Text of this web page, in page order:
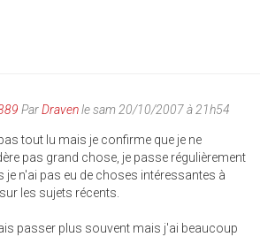
ParDravenle sam 20/10/2007 à 21h54
tout lu mais je confirme que je ne
pas grand chose, je passe régulièrement
je n'ai pas eu de choses intéressantes à
les sujets récents.
passer plus souvent mais j'ai beaucoup